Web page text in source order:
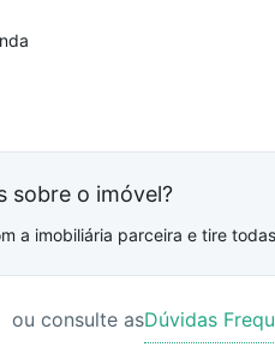
sobre o imóvel?
a imobiliária parceira e tire
ou consulte asDúvidas